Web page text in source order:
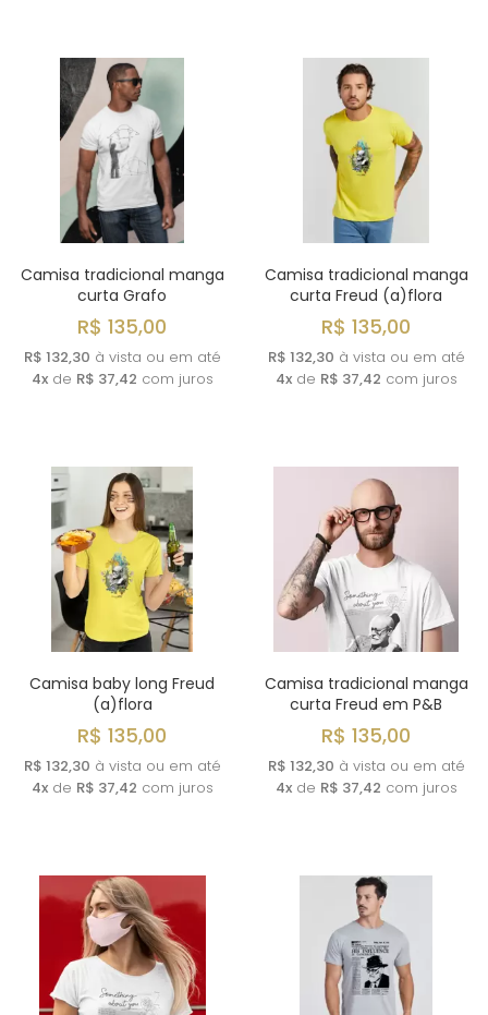
Camisa tradicional manga
curta Grafo
R$ 135,00
R$ 132,30 à vista ou em até
4xde R$ 37,42 com juros
Camisa tradicional manga
curta Freud (a)flora
R$ 135,00
R$ 132,30 à vista ou em até
4xde R$ 37,42 com juros
Camisa baby long Freud
(a)flora
R$ 135,00
R$ 132,30 à vista ou em até
4xde R$ 37,42 com juros
Camisa tradicional manga
curta Freud em P&B
R$ 135,00
R$ 132,30 à vista ou em até
4xde R$ 37,42 com juros